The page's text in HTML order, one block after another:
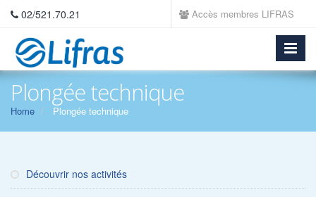
02/521.70.21 Accès membres LIFRAS
Plongée technique
Home Plongée technique
Découvrir nos activités